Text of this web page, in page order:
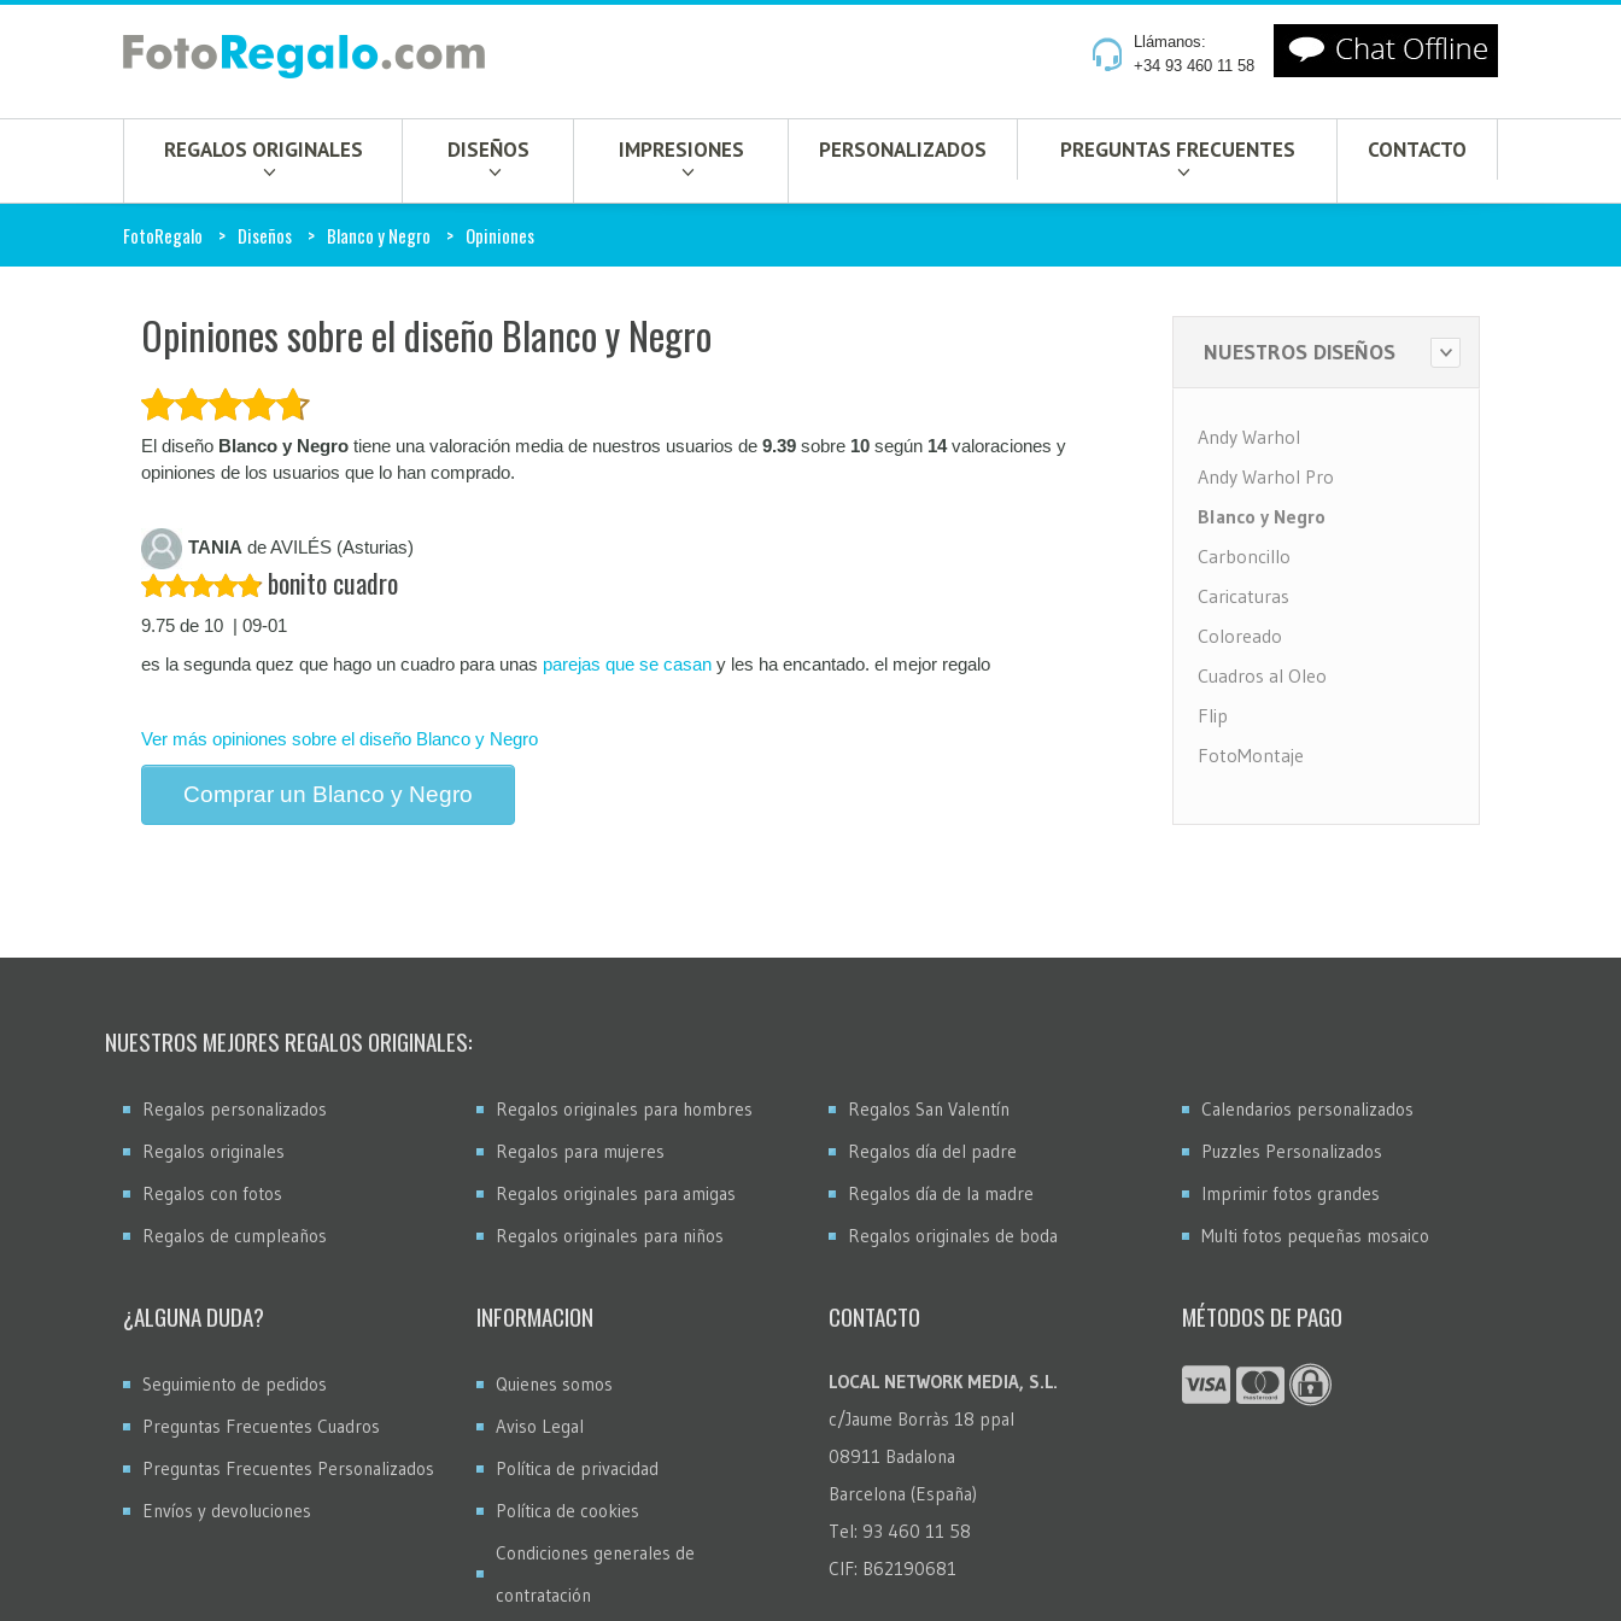
Llámanos:
+34 93 460 11 58
REGALOS ORIGINALES DISEÑOS IMPRESIONES PERSONALIZADOS PREGUNTAS FRECUENTES CONTACTO
FotoRegalo Diseños Blanco y Negro Opiniones
Opiniones sobre el diseño Blanco y Negro
El diseño Blanco y Negro tiene una valoración media de nuestros usuarios de 9.39 sobre 10 según 14valoraciones y
opiniones de los usuarios que lo han comprado.
TANIA de AVILÉS (Asturias)
bonito cuadro
9.75 de 10 | 09-01
es la segunda quez que hago un cuadro para unas parejas que se casan y les ha encantado. el mejor regalo
Ver más opiniones sobre el diseño Blanco y Negro
Comprar un Blanco y Negro
NUESTROS DISEÑOS
Andy Warhol
Andy Warhol Pro
Blanco y Negro
Carboncillo
Caricaturas
Coloreado
Cuadros al Oleo
Flip
FotoMontaje
Puntos
NUESTROS MEJORES REGALOS ORIGINALES:
Regalos personalizados
Regalos originales
Regalos con fotos
Regalos de cumpleaños
Regalos originales para hombres
Regalos para mujeres
Regalos originales para amigas
Regalos originales para niños
Regalos San Valentín
Regalos día del padre
Regalos día de la madre
Regalos originales de boda
Calendarios personalizados
Puzzles Personalizados
Imprimir fotos grandes
Multi fotos pequeñas mosaico
¿ALGUNA DUDA?
Seguimiento de pedidos
Preguntas Frecuentes Cuadros
Preguntas Frecuentes Personalizados
Envíos y devoluciones
INFORMACION
Quienes somos
Aviso Legal
Política de privacidad
Política de cookies
Condiciones generales de
contratación
CONTACTO
LOCAL NETWORK MEDIA, S.L.
c/Jaume Borràs 18 ppal
08911 Badalona
Barcelona (España)
Tel: 93 460 11 58
CIF: B62190681
MÉTODOS DE PAGO